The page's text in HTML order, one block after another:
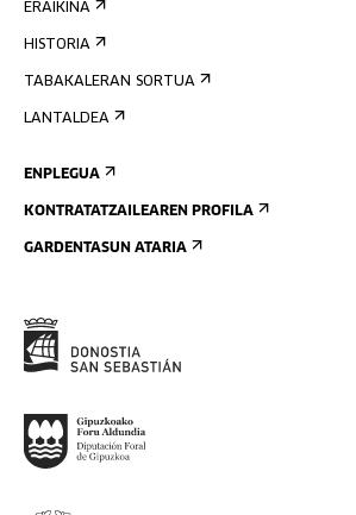
ERAIKINA
HISTORIA
TABAKALERAN SORTUA
LANTALDEA
ENPLEGUA
KONTRATATZAILEAREN PROFILA
GARDENTASUN ATARIA